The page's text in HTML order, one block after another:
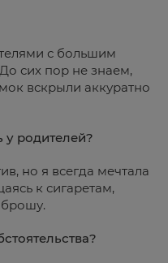
с большим
сих пор не знаем,
вскрыли аккуратно
родителей?
но я всегда мечтала
к сигаретам,
брошу.